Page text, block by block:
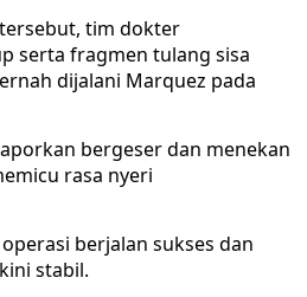
tim dokter
serta fragmen tulang sisa
dijalani Marquez pada
bergeser dan menekan
rasa nyeri
berjalan sukses dan
stabil.